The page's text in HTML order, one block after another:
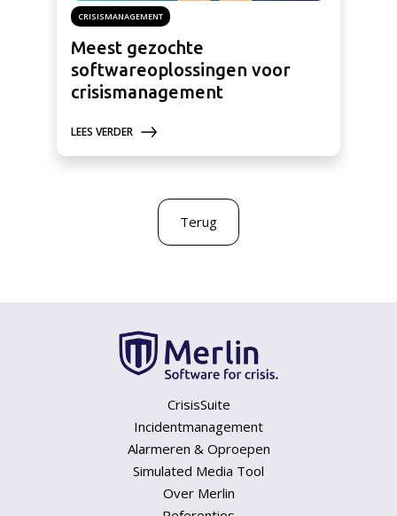
CRISISMANAGEMENT
Meest gezochte
softwareoplossingen voor
crisismanagement
LEES VERDER
Terug
CrisisSuite
Incidentmanagement
Alarmeren & Oproepen
Simulated Media Tool
Over Merlin